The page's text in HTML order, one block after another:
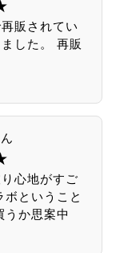
販されてい
した。 再販
心地がすご
ボということ
うか思案中